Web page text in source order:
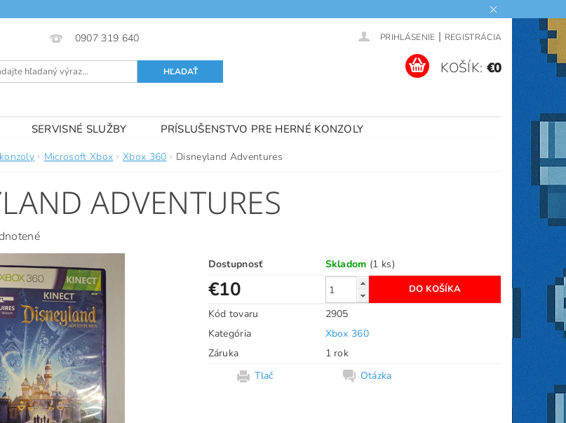
0907 319 640 PRIHLÁSENIE | REGISTRÁCIA
KOŠÍK: €0
SERVISNÉ SLUŽBY
PRÍSLUŠENSTVO PRE HERNÉ KONZOLY
KONTAKTY
Microsoft Xbox Xbox 360 Disneyland Adventures
ADVENTURES
Dostupnosť Skladom (1 ks)
€10
Kód tovaru
2905
Kategória
Xbox 360
Záruka
1 rok
Tlač
Otázka